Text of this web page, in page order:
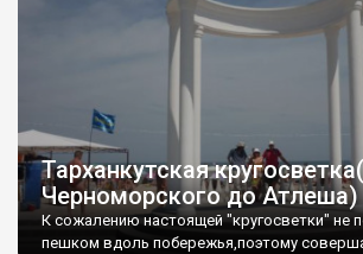
Тарханкутская
Черноморского до Атлеша)
К сожалению настоящей "кругосветки" не
пешком вдоль побережья,поэтому